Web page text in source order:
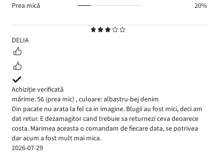
3
DELIA
Achiziție verificată
mărime: 56 (prea mic) ,culoare: albastru-bej denim
Din pacate nu arata la fel ca in imagine. Blugii au fost mici, deci am
dat retur. E dezamagitor cand trebuie sa returnezi ceva deoarece
costa. Marimea aceasta o comandam de fiecare data, se potrivea
dar acum a fost mult mai mica.
2026-07-29
Prea mică
20%